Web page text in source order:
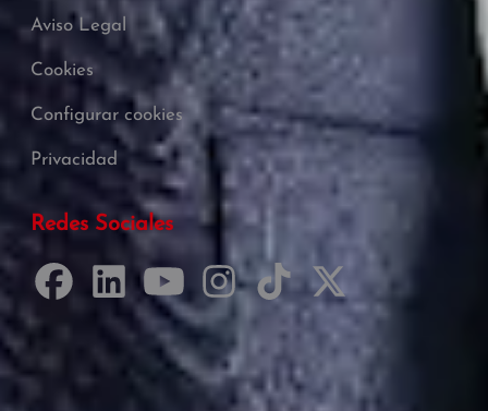
Aviso Legal
Cookies
Configurar cookies
Privacidad
Redes Sociales